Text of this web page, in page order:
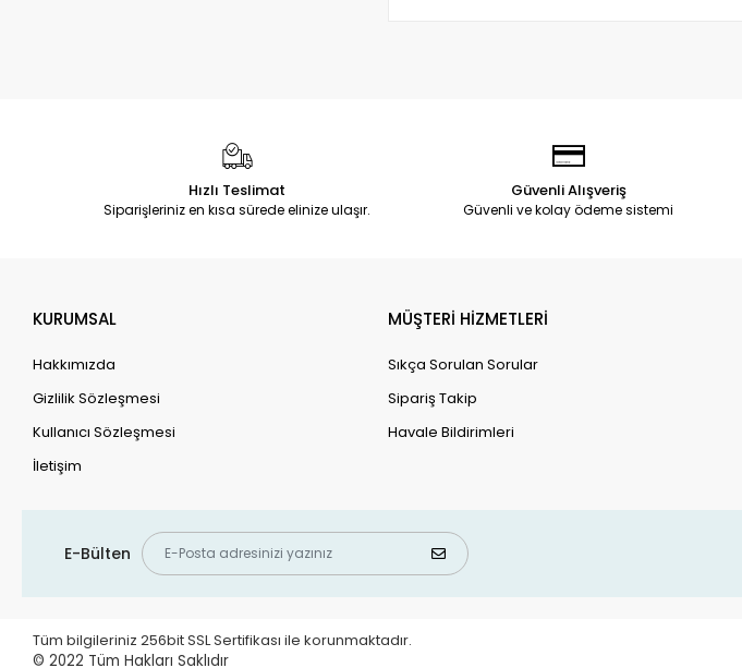
Hızlı Teslimat
Siparişleriniz en kısa sürede elinize ulaşır.
Güvenli Alışveriş
Güvenli ve kolay ödeme sistemi
KURUMSAL
Hakkımızda
Gizlilik Sözleşmesi
Kullanıcı Sözleşmesi
İletişim
MÜŞTERİ HİZMETLERİ
Sıkça Sorulan Sorular
Sipariş Takip
Havale Bildirimleri
E-Bülten
Tüm bilgileriniz 256bit SSL Sertifikası ile korunmaktadır.
© 2022 Tüm Hakları Saklıdır